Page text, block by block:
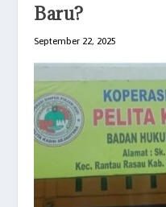
Baru?
September 22, 2025